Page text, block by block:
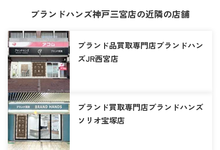
ブランドハンズ神戸三宮店の近隣の店舗
ブランド品買取専門店ブランドハン
ズJR西宮店
ブランド買取専門店ブランドハンズ
ソリオ宝塚店